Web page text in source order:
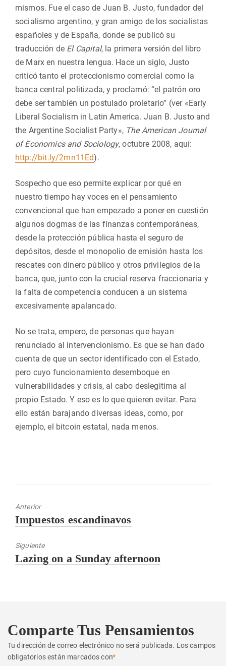
mismos. Fue el caso de Juan B. Justo, fundador del
socialismo argentino, y gran amigo de los socialistas
españoles y de España, donde se publicó su
traducción de El Capital, la primera versión del libro
de Marx en nuestra lengua. Hace un siglo, Justo
criticó tanto el proteccionismo comercial como la
banca central politizada, y proclamó: “el patrón oro
debe ser también un postulado proletario” (ver «Early
Liberal Socialism in Latin America. Juan B. Justo and
the Argentine Socialist Party», The American Journal
of Economics and Sociology, octubre 2008, aquí:
http://bit.ly/2mn11Ed).
Sospecho que eso permite explicar por qué en
nuestro tiempo hay voces en el pensamiento
convencional que han empezado a poner en cuestión
algunos dogmas de las finanzas contemporáneas,
desde la protección pública hasta el seguro de
depósitos, desde el monopolio de emisión hasta los
rescates con dinero público y otros privilegios de la
banca, que, junto con la crucial reserva fraccionaria y
la falta de competencia conducen a un sistema
excesivamente apalancado.
No se trata, empero, de personas que hayan
renunciado al intervencionismo. Es que se han dado
cuenta de que un sector identificado con el Estado,
pero cuyo funcionamiento desemboque en
vulnerabilidades y crisis, al cabo deslegitima al
propio Estado. Y eso es lo que quieren evitar. Para
ello están barajando diversas ideas, como, por
ejemplo, el bitcoin estatal, nada menos.
Anterior
Entrada
Impuestos escandinavos
Siguiente
Entrada
Lazing on a Sunday afternoon
Comparte Tus Pensamientos
Tu dirección de correo electrónico no será publicada. Los campos
obligatorios están marcados con*